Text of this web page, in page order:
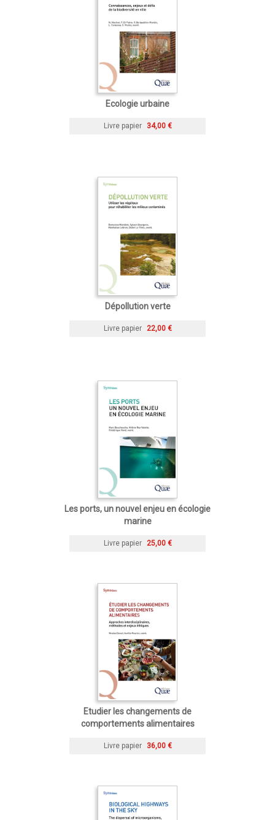
Ecologie urbaine
Livre papier 34,00 €
Dépollution verte
Livre papier 22,00 €
Les ports, un nouvel enjeu en écologie
marine
Livre papier 25,00 €
Etudier les changements de
comportements alimentaires
Livre papier 36,00 €